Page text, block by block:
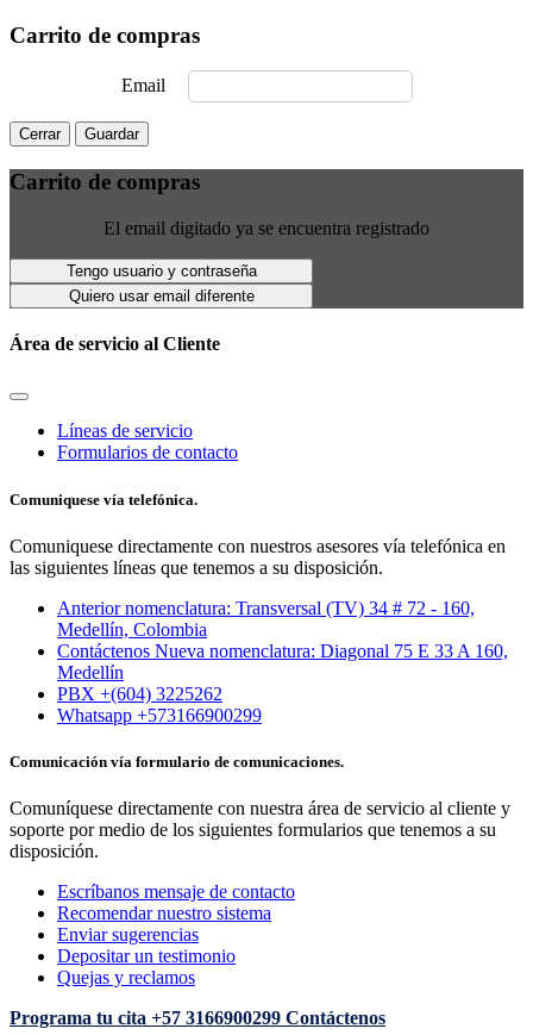
Carrito de compras
Email
Cerrar Guardar
Carrito de compras
El email digitado ya se encuentra registrado
Tengo usuario y contraseña
Quiero usar email diferente
Área de servicio al Cliente
Líneas de servicio
Formularios de contacto
Comuniquese vía telefónica.
Comuniquese directamente con nuestros asesores vía telefónica en
las siguientes líneas que tenemos a su disposición.
Anterior nomenclatura: Transversal (TV) 34 # 72 - 160,
Medellín, Colombia
Contáctenos Nueva nomenclatura: Diagonal 75 E 33 A 160,
Medellín
PBX +(604) 3225262
Whatsapp +573166900299
Comunicación vía formulario de comunicaciones.
Comuníquese directamente con nuestra área de servicio al cliente y
soporte por medio de los siguientes formularios que tenemos a su
disposición.
Escríbanos mensaje de contacto
Recomendar nuestro sistema
Enviar sugerencias
Depositar un testimonio
Quejas y reclamos
Programa tu cita +57 3166900299 Contáctenos